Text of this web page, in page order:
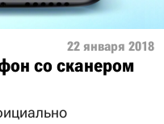
22 января 2018
со сканером